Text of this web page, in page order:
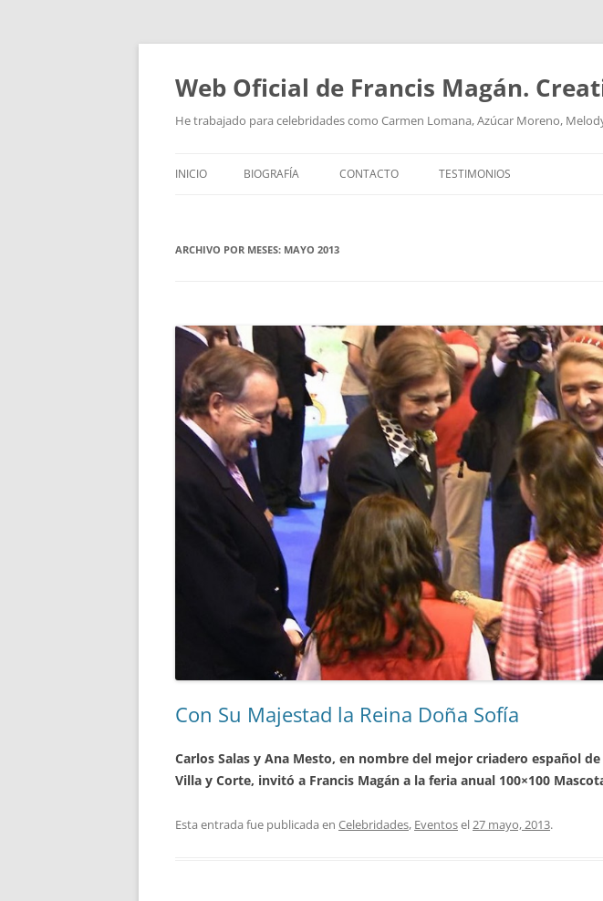
Saltar
contenido
Web Oficial de Francis Magán.
He trabajado para celebridades como Carmen Lomana, Azúcar Moreno,
INICIO BIOGRAFÍA CONTACTO TESTIMONIOS
ARCHIVO POR MESES: MAYO 2013
Con Su Majestad la Reina Doña Sofía
Carlos Salas y Ana Mesto, en nombre del mejor criadero español
Villa y Corte, invitó a Francis Magán a la feria anual 100×100
Esta entrada fue publicada en Celebridades, Eventosel27 mayo, 2013.